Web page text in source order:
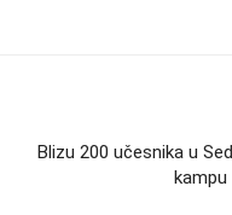
Blizu 200 učesnika u
kampu